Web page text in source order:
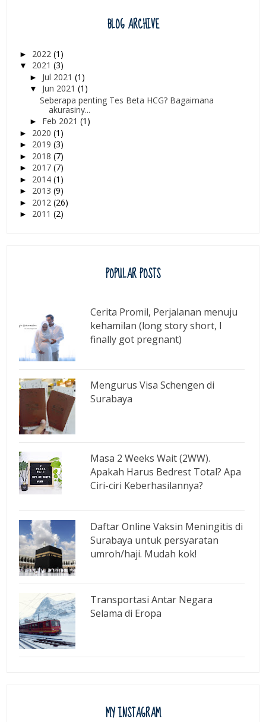
BLOG ARCHIVE
► 2022(1)
▼ 2021(3)
► Jul 2021 (1)
▼ Jun 2021 (1)
Seberapa penting Tes Beta HCG? Bagaimana
akurasiny...
► Feb 2021 (1)
► 2020(1)
► 2019(3)
► 2018(7)
► 2017(7)
► 2014(1)
► 2013(9)
► 2012(26)
► 2011(2)
POPULAR POSTS
Cerita Promil, Perjalanan menuju
kehamilan (long story short, I
finally got pregnant)
Mengurus Visa Schengen di
Surabaya
Masa 2 Weeks Wait (2WW).
Apakah Harus Bedrest Total? Apa
Ciri-ciri Keberhasilannya?
Daftar Online Vaksin Meningitis di
Surabaya untuk persyaratan
umroh/haji. Mudah kok!
Transportasi Antar Negara
Selama di Eropa
MY INSTAGRAM